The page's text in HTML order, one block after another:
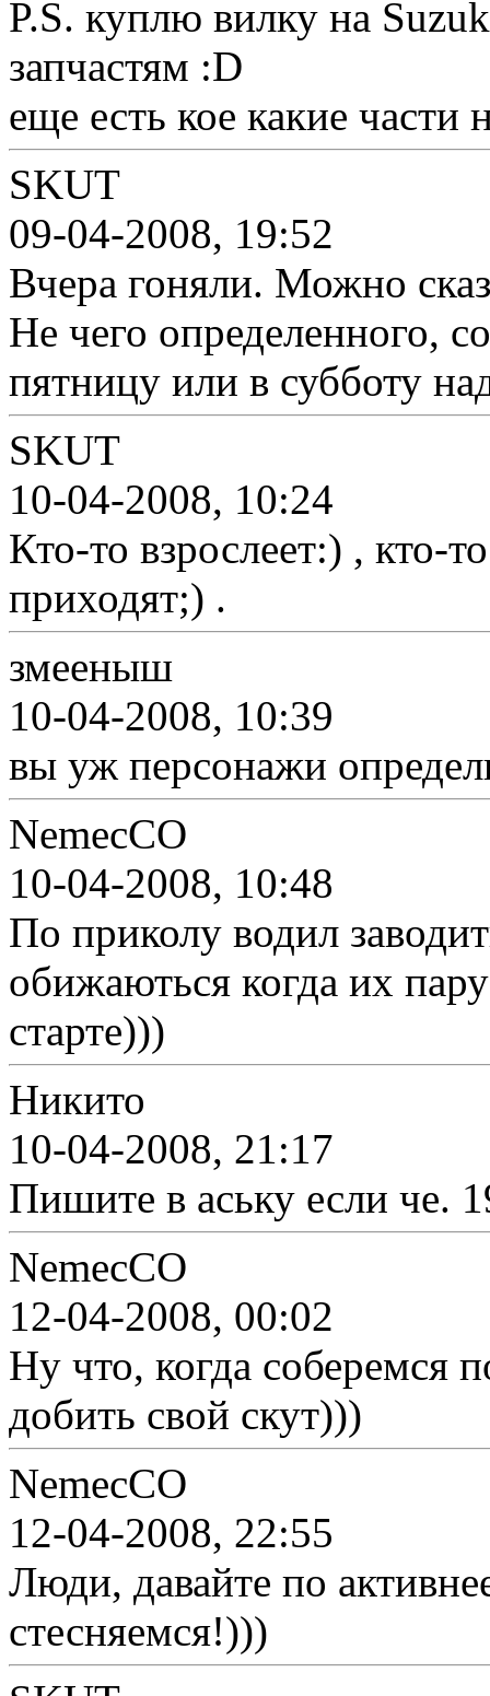
P.S. куплю вилку на
запчастям :D
еще есть кое какие
SKUT
09-04-2008, 19:52
Вчера гоняли. Можно
Не чего определенного,
пятницу или в субботу
SKUT
10-04-2008, 10:24
Кто-то взрослеет:) , кто-
приходят;) .
змееныш
10-04-2008, 10:39
вы уж персонажи
NemecCO
10-04-2008, 10:48
По приколу водил
обижаються когда их
старте)))
Никито
10-04-2008, 21:17
Пишите в аську если че.
NemecCO
12-04-2008, 00:02
Ну что, когда соберемся
добить свой скут)))
NemecCO
12-04-2008, 22:55
Люди, давайте по
стесняемся!)))